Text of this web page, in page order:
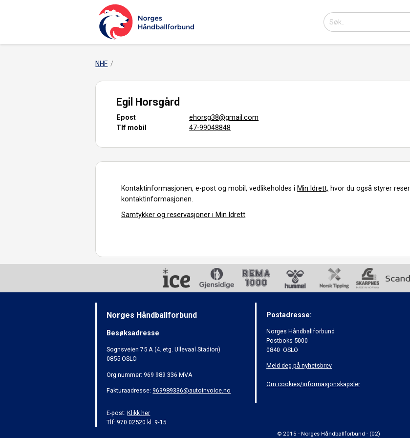
NHF
Egil Horsgård
Epost
ehorsg38@gmail.com
Tlf mobil
47-99048848
Kontaktinformasjonen, e-post og mobil, vedlikeholdes i Min Idrett, hvor du også styrer
kontaktinformasjonen.
Samtykker og reservasjoner i Min Idrett
Norges Håndballforbund
Besøksadresse
Sognsveien 75 A (4. etg. Ullevaal Stadion)
0855 OSLO
Org.nummer: 969 989 336 MVA
Fakturaadresse:969989336@autoinvoice.no
E-post:Klikk her
Tlf: 970 02520 kl. 9-15
Postadresse:
Norges Håndballforbund
Postboks 5000
0840 OSLO
Meld deg på nyhetsbrev
Om cookies/informasjonskapsler
© 2015 - Norges Håndballforbund - (02)